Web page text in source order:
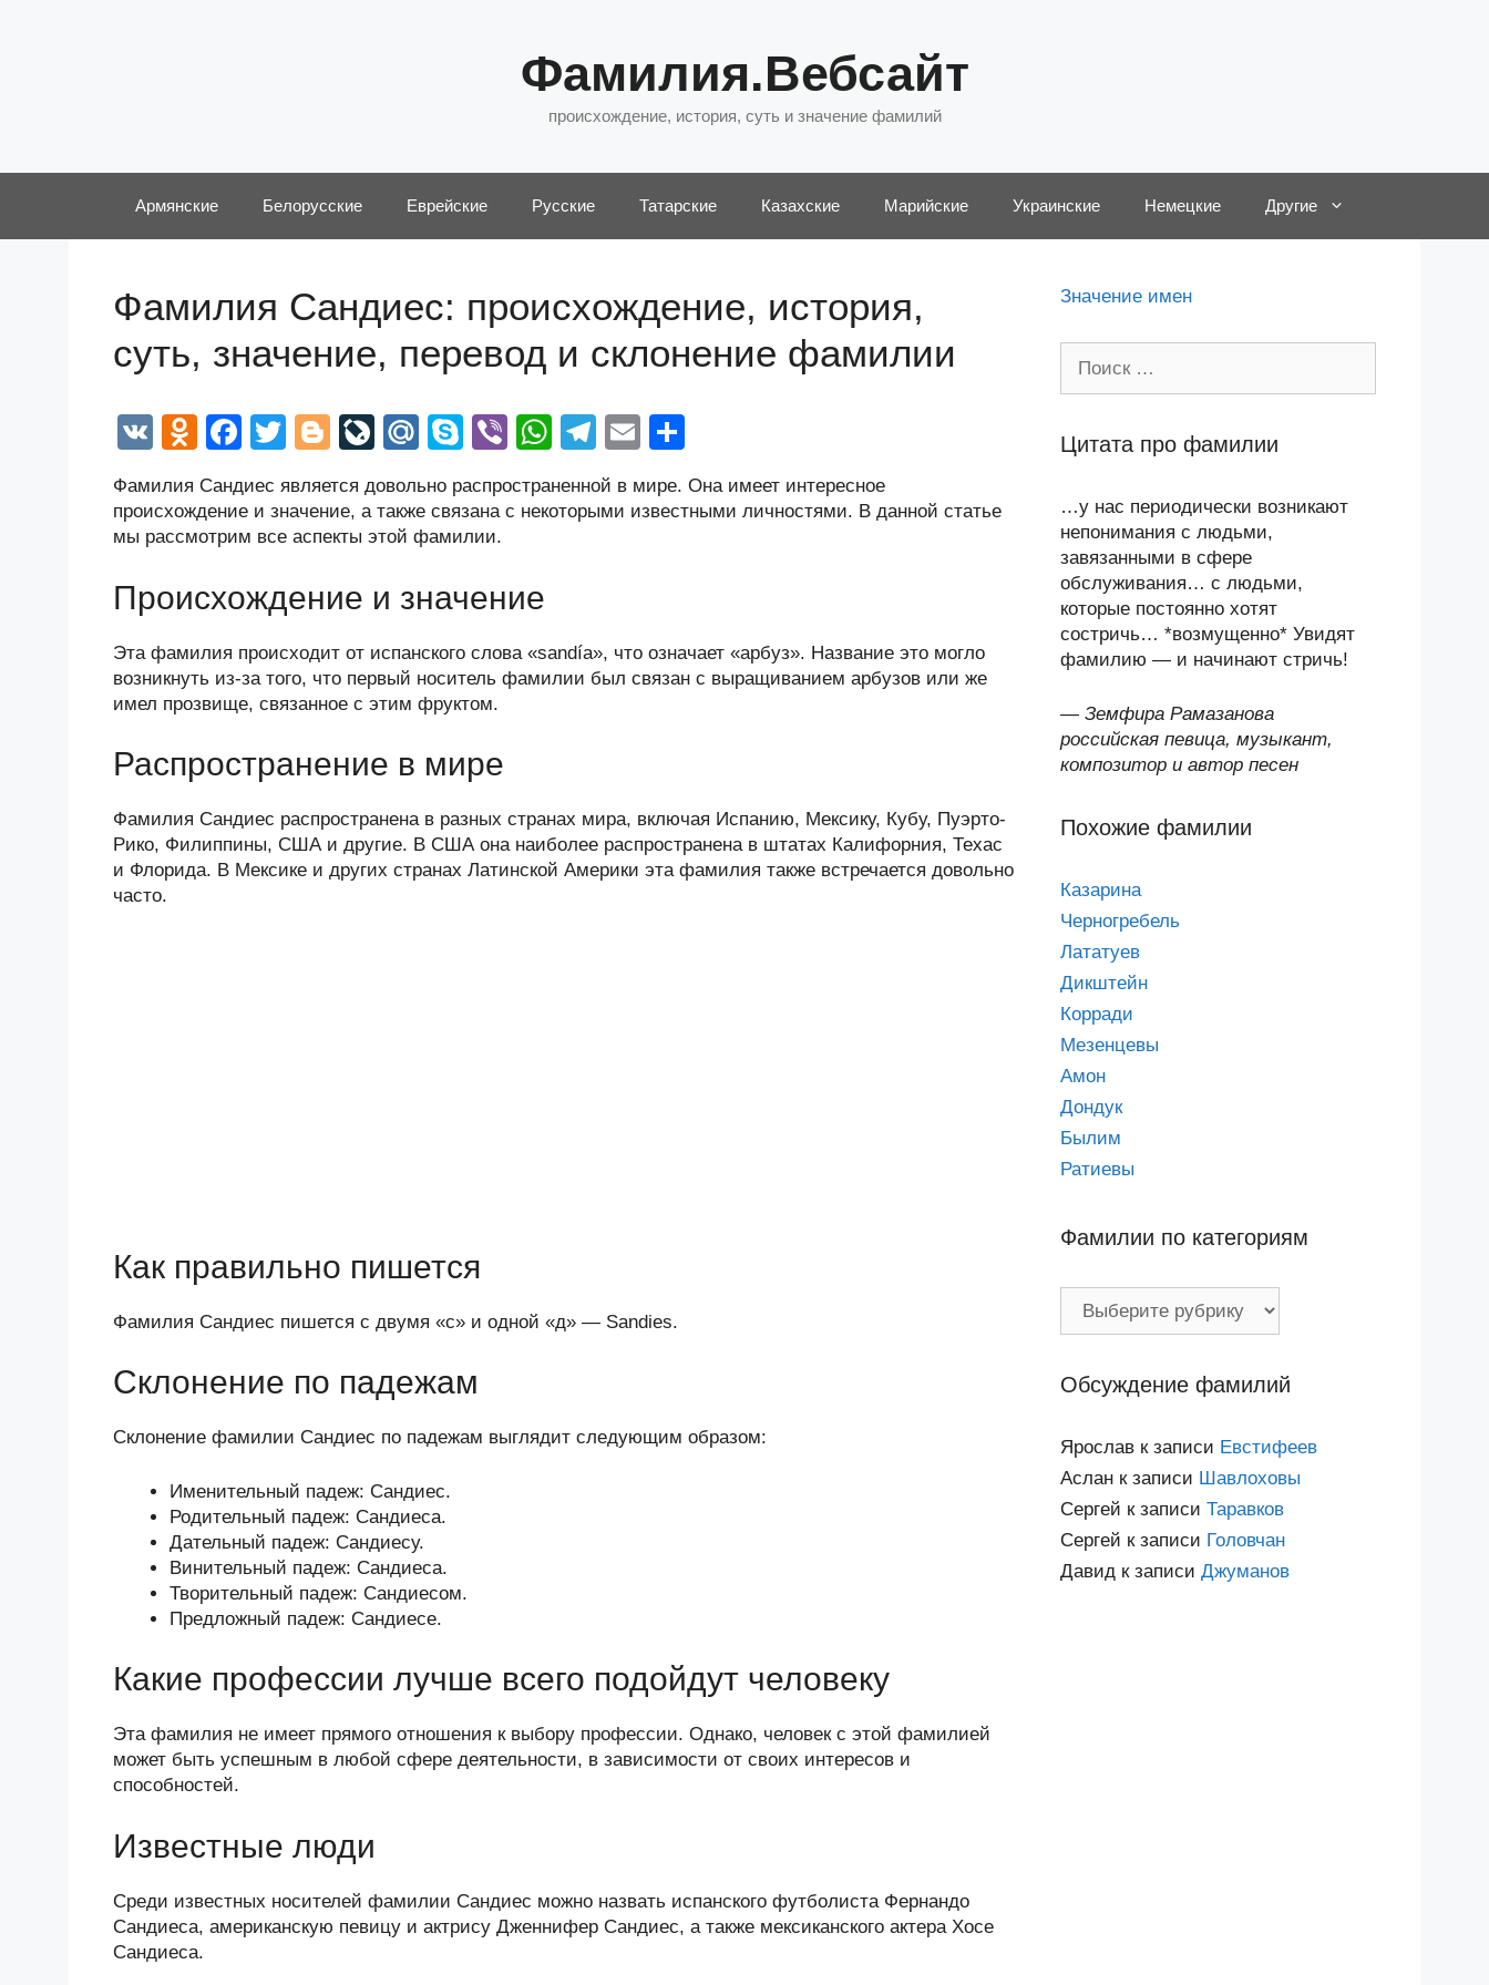
Фамилия.Вебсайт
происхождение, история, суть и значение фамилий
Армянские Белорусские Еврейские Русские Татарские Казахские Марийские Украинские Немецкие Другие
Фамилия Сандиес: происхождение, история,
суть, значение, перевод и склонение фамилии
V
O
n
o
a
ss
ni
ki
F
c
e
o
o
k
T
tt
er
Bl
g
g
Li
e
J
ur
n
al
M
.R
u
S
p
e
Vi
er
W
at
p
T
el
e
E
ail р
ть
Фамилия Сандиес является довольно распространенной в мире. Она имеет интересное
происхождение и значение, а также связана с некоторыми известными личностями. В данной статье
мы рассмотрим все аспекты этой фамилии.
Происхождение и значение
Эта фамилия происходит от испанского слова «sandía», что означает «арбуз». Название это могло
возникнуть из-за того, что первый носитель фамилии был связан с выращиванием арбузов или же
имел прозвище, связанное с этим фруктом.
Распространение в мире
Фамилия Сандиес распространена в разных странах мира, включая Испанию, Мексику, Кубу, Пуэрто-
Рико, Филиппины, США и другие. В США она наиболее распространена в штатах Калифорния, Техас
и Флорида. В Мексике и других странах Латинской Америки эта фамилия также встречается довольно
часто.
Как правильно пишется
Фамилия Сандиес пишется с двумя «с» и одной «д» — Sandies.
Склонение по падежам
Склонение фамилии Сандиес по падежам выглядит следующим образом:
Именительный падеж: Сандиес.
Родительный падеж: Сандиеса.
Дательный падеж: Сандиесу.
Винительный падеж: Сандиеса.
Творительный падеж: Сандиесом.
Предложный падеж: Сандиесе.
Какие профессии лучше всего подойдут человеку
Эта фамилия не имеет прямого отношения к выбору профессии. Однако, человек с этой фамилией
может быть успешным в любой сфере деятельности, в зависимости от своих интересов и
способностей.
Известные люди
Среди известных носителей фамилии Сандиес можно назвать испанского футболиста Фернандо
Сандиеса, американскую певицу и актрису Дженнифер Сандиес, а также мексиканского актера Хосе
Сандиеса.
Значение имен
Цитата про фамилии
…у нас периодически возникают
непонимания с людьми,
завязанными в сфере
обслуживания… с людьми,
которые постоянно хотят
состричь… *возмущенно* Увидят
фамилию — и начинают стричь!
— Земфира Рамазанова
российская певица, музыкант,
композитор и автор песен
Похожие фамилии
Казарина
Черногребель
Лататуев
Дикштейн
Корради
Мезенцевы
Амон
Дондук
Былим
Ратиевы
Фамилии по категориям
Обсуждение фамилий
Ярослав к записи Евстифеев
Аслан к записи Шавлоховы
Сергей к записи Таравков
Сергей к записи Головчан
Давид к записи Джуманов